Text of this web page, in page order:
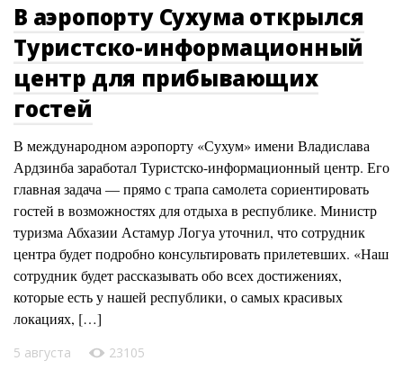
В аэропорту Сухума открылся
Туристско-информационный
центр для прибывающих
гостей
В международном аэропорту «Сухум» имени Владислава
Ардзинба заработал Туристско-информационный центр. Его
главная задача — прямо с трапа самолета сориентировать
гостей в возможностях для отдыха в республике. Министр
туризма Абхазии Астамур Логуа уточнил, что сотрудник
центра будет подробно консультировать прилетевших. «Наш
сотрудник будет рассказывать обо всех достижениях,
которые есть у нашей республики, о самых красивых
локациях, […]
5 августа 23105